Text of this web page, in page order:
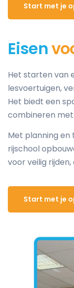
Start met je
Eisen
Het starten van
lesvoertuigen,
Het biedt een
combineren
Met planning en
rijschool
voor veilig
Start met je